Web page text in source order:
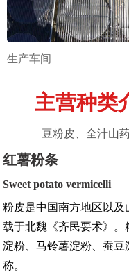
生产车间
主营种类
豆粉皮、全汁山
红薯粉条
Sweet potato vermicelli
粉皮是中国南方地区以
载于北魏《齐民要术》
淀粉、马铃薯淀粉、蚕
称。